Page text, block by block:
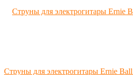
Струны для электрогитары Ernie